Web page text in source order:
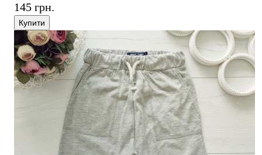
145 грн.
Купити